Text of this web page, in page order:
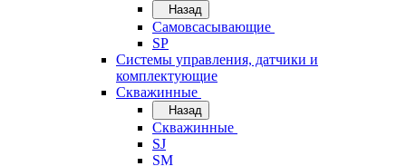
Назад
Самовсасывающие
SP
Системы управления, датчики и
комплектующие
Скважинные
Назад
Скважинные
SJ
SM